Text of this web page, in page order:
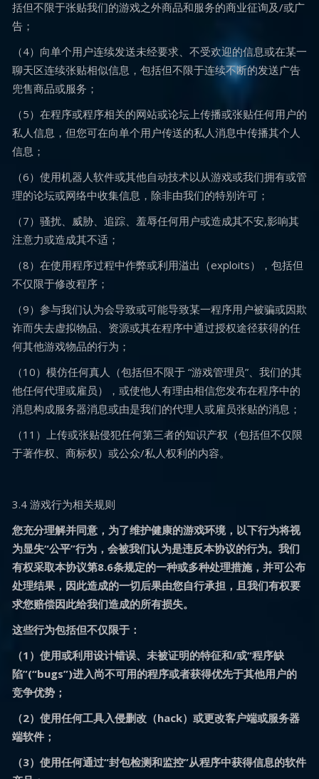
括但不限于张贴我们的游戏之外商品和服务的商业征询及/或广
告；
（4）向单个用户连续发送未经要求、不受欢迎的信息或在某一
聊天区连续张贴相似信息，包括但不限于连续不断的发送广告
兜售商品或服务；
（5）在程序或程序相关的网站或论坛上传播或张贴任何用户的
私人信息，但您可在向单个用户传送的私人消息中传播其个人
信息；
（6）使用机器人软件或其他自动技术以从游戏或我们拥有或管
理的论坛或网络中收集信息，除非由我们的特别许可；
（7）骚扰、威胁、追踪、羞辱任何用户或造成其不安,影响其
注意力或造成其不适；
（8）在使用程序过程中作弊或利用溢出（exploits），包括但
不仅限于修改程序；
（9）参与我们认为会导致或可能导致某一程序用户被骗或因欺
诈而失去虚拟物品、资源或其在程序中通过授权途径获得的任
何其他游戏物品的行为；
（10）模仿任何真人（包括但不限于 “游戏管理员”、我们的其
他任何代理或雇员），或使他人有理由相信您发布在程序中的
消息构成服务器消息或由是我们的代理人或雇员张贴的消息；
（11）上传或张贴侵犯任何第三者的知识产权（包括但不仅限
于著作权、商标权）或公众/私人权利的内容。
3.4 游戏行为相关规则
您充分理解并同意，为了维护健康的游戏环境，以下行为将视
为显失“公平”行为，会被我们认为是违反本协议的行为。我们
有权采取本协议第8.6条规定的一种或多种处理措施，并可公布
处理结果，因此造成的一切后果由您自行承担，且我们有权要
求您赔偿因此给我们造成的所有损失。
这些行为包括但不仅限于：
（1）使用或利用设计错误、未被证明的特征和/或“程序缺
陷”(“bugs”)进入尚不可用的程序或者获得优先于其他用户的
竞争优势；
（2）使用任何工具入侵删改（hack）或更改客户端或服务器
端软件；
（3）使用任何通过“封包检测和监控”从程序中获得信息的软件